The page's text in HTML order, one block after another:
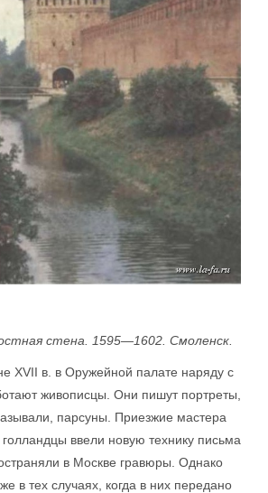
стена. 1595—1602. Смоленск.
XVII в. в Оружейной палате наряду с
живописцы. Они пишут портреты,
парсуны. Приезжие мастера
ввели новую технику письма
в Москве гравюры. Однако
в тех случаях, когда в них передано